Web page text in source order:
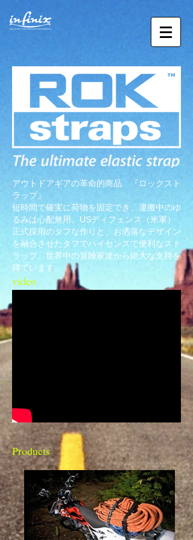
アウトドアギアの革命的商品 『ロックスト
ラップ』
短時間で確実に荷物を固定でき、運搬中のゆ
るみは心配無用。 USディフェンス（米軍）
正式採用のタフな作りと、お洒落なデザイン
を融合させたタフでハイセンスで便利なスト
ラップ。 世界中の冒険家達から絶大な支持を
得ています。
video
Products